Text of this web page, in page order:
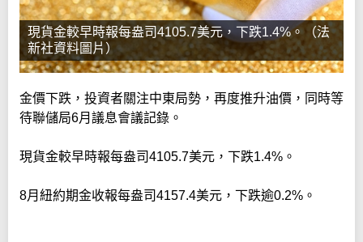
現貨金較早時報每盎司4105.7美元，下跌1.4%。（法
新社資料圖片）
金價下跌，投資者關注中東局勢，再度推升油價，同時等
待聯儲局6月議息會議記錄。
現貨金較早時報每盎司4105.7美元，下跌1.4%。
8月紐約期金收報每盎司4157.4美元，下跌逾0.2%。